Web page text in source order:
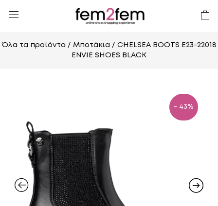
Όλα τα προϊόντα / Μποτάκια / CHELSEA BOOTS E23-22018
ENVIE SHOES BLACK
- 43%